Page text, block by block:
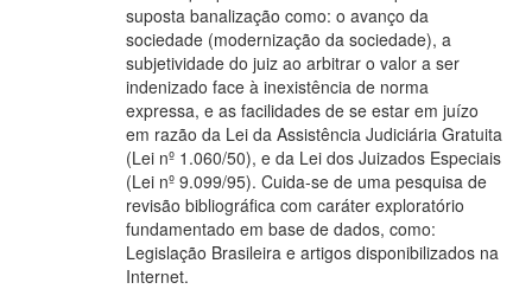
suposta banalização como: o avanço da
sociedade (modernização da sociedade), a
subjetividade do juiz ao arbitrar o valor a ser
indenizado face à inexistência de norma
expressa, e as facilidades de se estar em juízo
em razão da Lei da Assistência Judiciária Gratuita
(Lei nº 1.060/50), e da Lei dos Juizados Especiais
(Lei nº 9.099/95). Cuida-se de uma pesquisa de
revisão bibliográfica com caráter exploratório
fundamentado em base de dados, como:
Legislação Brasileira e artigos disponibilizados na
Internet.